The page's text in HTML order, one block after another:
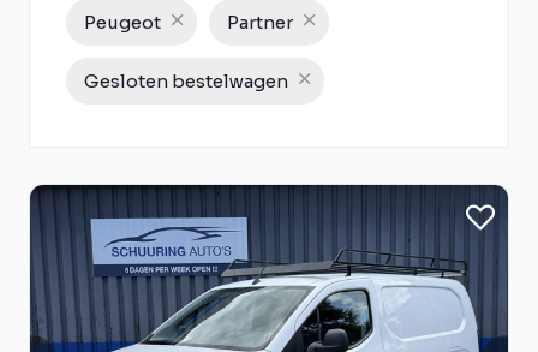
Peugeot Partner
Gesloten bestelwagen